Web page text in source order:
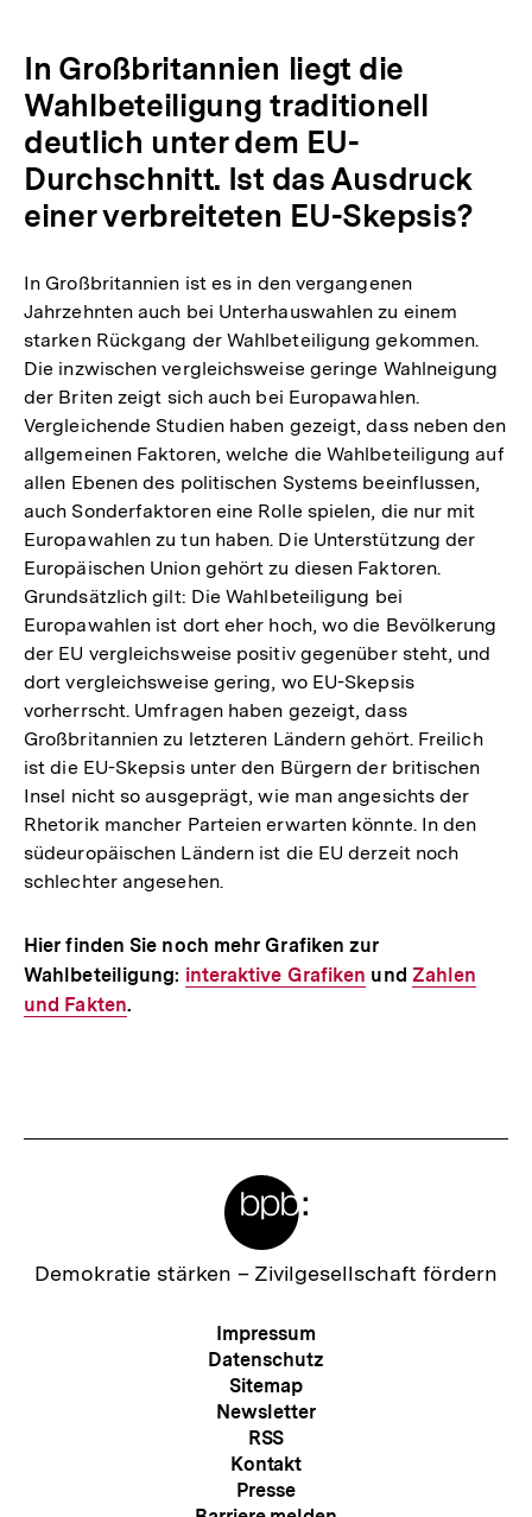
In Großbritannien liegt die
Wahlbeteiligung traditionell
deutlich unter dem EU-
Durchschnitt. Ist das Ausdruck
einer verbreiteten EU-Skepsis?
In Großbritannien ist es in den vergangenen
Jahrzehnten auch bei Unterhauswahlen zu einem
starken Rückgang der Wahlbeteiligung gekommen.
Die inzwischen vergleichsweise geringe Wahlneigung
der Briten zeigt sich auch bei Europawahlen.
Vergleichende Studien haben gezeigt, dass neben den
allgemeinen Faktoren, welche die Wahlbeteiligung auf
allen Ebenen des politischen Systems beeinflussen,
auch Sonderfaktoren eine Rolle spielen, die nur mit
Europawahlen zu tun haben. Die Unterstützung der
Europäischen Union gehört zu diesen Faktoren.
Grundsätzlich gilt: Die Wahlbeteiligung bei
Europawahlen ist dort eher hoch, wo die Bevölkerung
der EU vergleichsweise positiv gegenüber steht, und
dort vergleichsweise gering, wo EU-Skepsis
vorherrscht. Umfragen haben gezeigt, dass
Großbritannien zu letzteren Ländern gehört. Freilich
ist die EU-Skepsis unter den Bürgern der britischen
Insel nicht so ausgeprägt, wie man angesichts der
Rhetorik mancher Parteien erwarten könnte. In den
südeuropäischen Ländern ist die EU derzeit noch
schlechter angesehen.
Hier finden Sie noch mehr Grafiken zur
Wahlbeteiligung: Interner
interaktive Grafiken und Interner
Zahlen
und Fakten.
Zur
Demokratie stärken – Zivilgesellschaft fördern
Meta-
Navigation
Impressum
Datenschutz
Sitemap
Newsletter
RSS
Kontakt
Presse